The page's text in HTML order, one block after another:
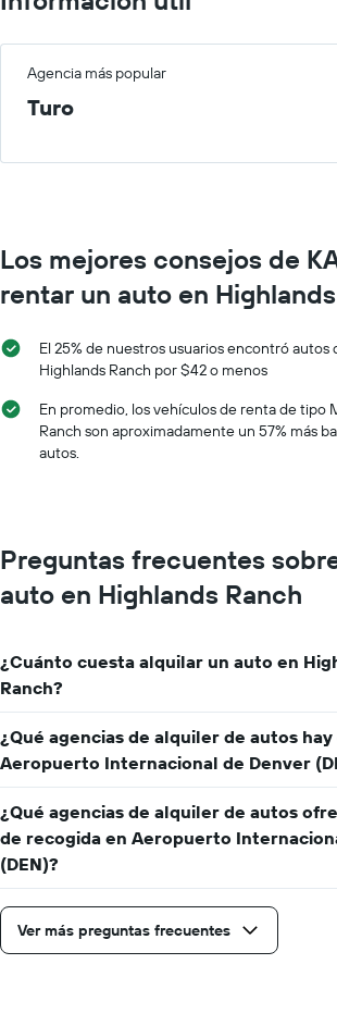
Agencia más popular
Turo
Los mejores consejos de
rentar un auto en
El 25% de nuestros usuarios encontró autos
Highlands Ranch por $42 o menos
En promedio, los vehículos de renta de tipo
Ranch son aproximadamente un 57% más
autos.
Preguntas frecuentes
auto en Highlands Ranch
¿Cuánto cuesta alquilar un auto en
Ranch?
¿Qué agencias de alquiler de autos hay
Aeropuerto Internacional de Denver
¿Qué agencias de alquiler de autos
de recogida en Aeropuerto
(DEN)?
Ver más preguntas frecuentes